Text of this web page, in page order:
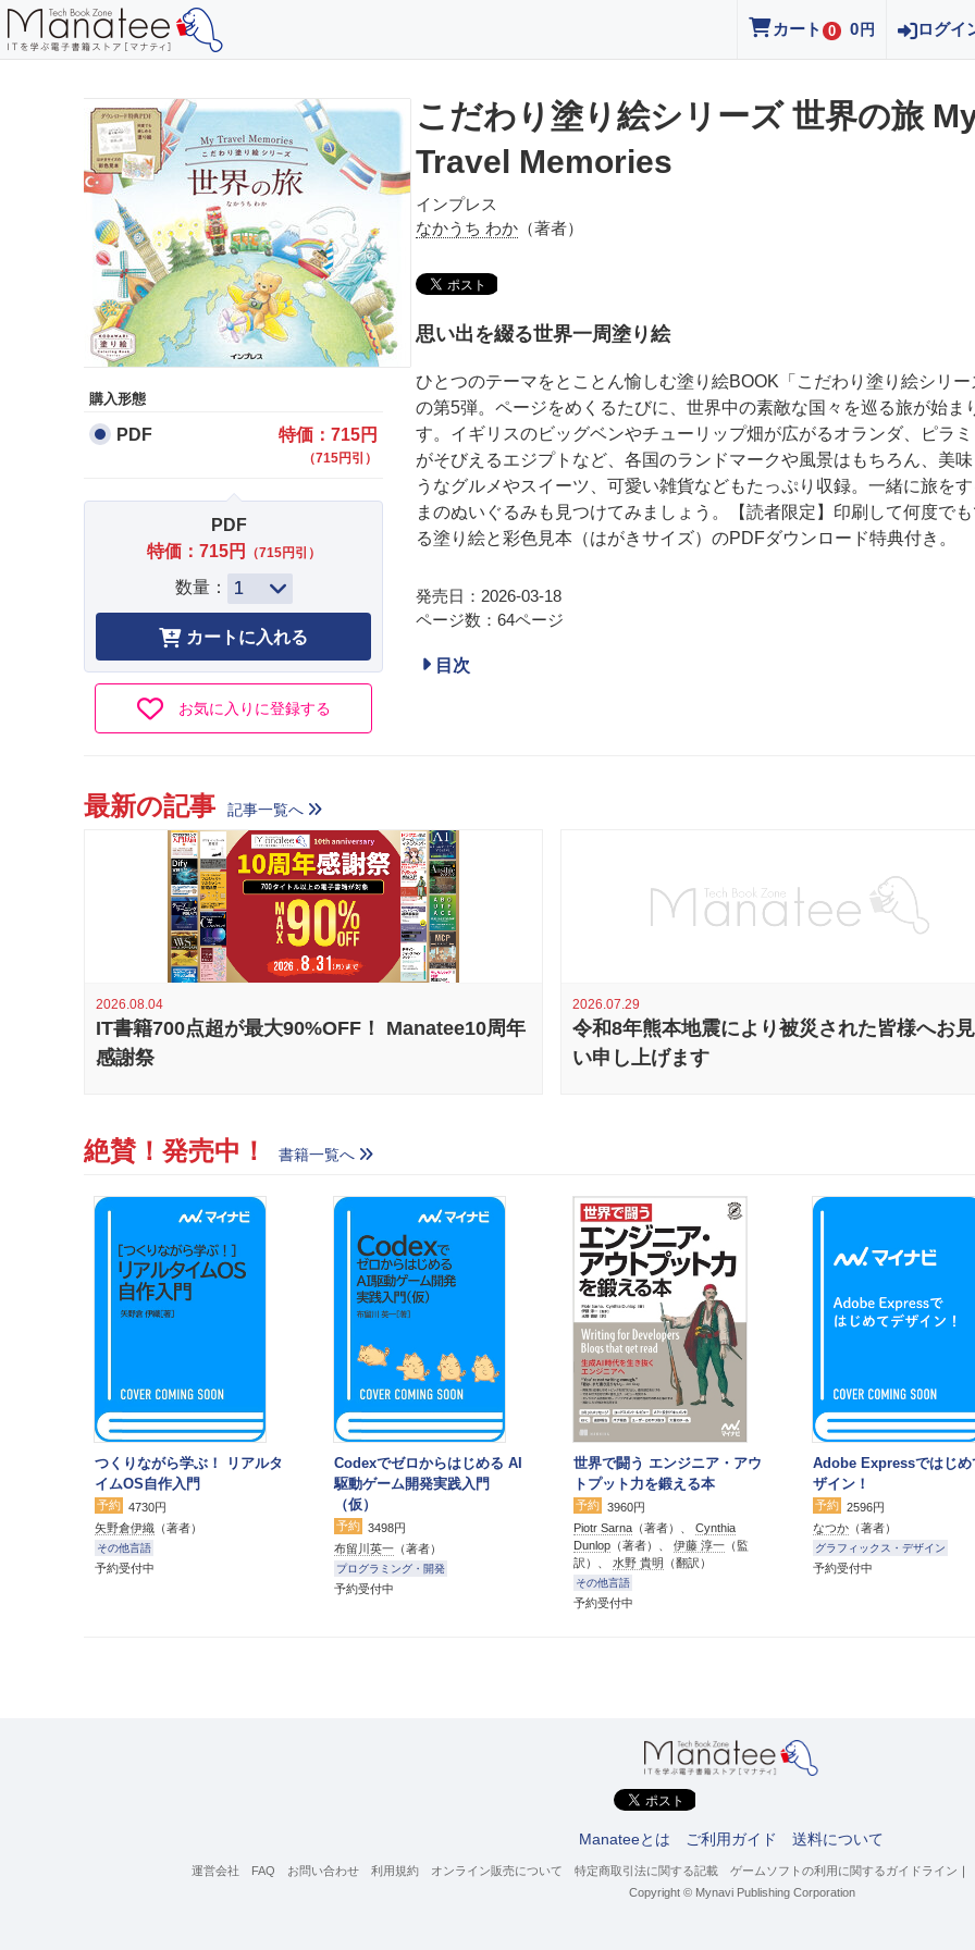
カート 0 0 円 ログイ
購入形態
PDF 特価：715円
（715円引）
PDF
特価：715円
（715円引）
数量：
お気に入りに登録する
こだわり塗り絵シリーズ 世界の旅
Travel Memories
インプレス
なかうち わか （著者）
思い出を綴る世界一周塗り絵
ひとつのテーマをとことん愉しむ塗り絵BOOK「こだわり塗り絵シリー
の第5弾。ページをめくるたびに、世界中の素敵な国々を巡る旅が始ま
す。イギリスのビッグベンやチューリップ畑が広がるオランダ、ピラ
がそびえるエジプトなど、各国のランドマークや風景はもちろん、美
うなグルメやスイーツ、可愛い雑貨などもたっぷり収録。一緒に旅を
まのぬいぐるみも見つけてみましょう。【読者限定】印刷して何度で
る塗り絵と彩色見本（はがきサイズ）のPDFダウンロード特典付き。
発売日：2026-03-18
ページ数：64ページ
目次
最新の記事 記事一覧へ
2026.08.04
IT書籍700点超が最大90%OFF！ Manatee10周年
感謝祭
2026.07.29
令和8年熊本地震により被災された皆様へお
い申し上げます
絶賛！発売中！ 書籍一覧へ
つくりながら学ぶ！ リアルタ
イムOS自作入門
予約 4730円
矢野倉伊織 （著者）
その他言語
予約受付中
Codexでゼロからはじめる AI
駆動ゲーム開発実践入門
（仮）
予約 3498円
布留川英一 （著者）
プログラミング・開発
予約受付中
世界で闘う エンジニア・アウ
トプット力を鍛える本
予約 3960円
Piotr Sarna （著者）、 Cynthia
Dunlop （著者）、 伊藤 淳一 （監
訳）、 水野 貴明 （翻訳）
その他言語
予約受付中
Adobe Expressではじめ
ザイン！
予約 2596円
なつか （著者）
グラフィックス・デザイン
予約受付中
Manateeとは ご利用ガイド 送料について
運営会社 FAQ お問い合わせ 利用規約 オンライン販売について 特定商取引法に関する記載 ゲームソフトの利用に関するガイドライン ｜
Copyright © Mynavi Publishing Corporation